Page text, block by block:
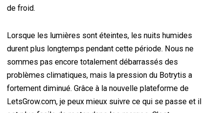
de froid.
Lorsque les lumières sont éteintes, les nuits humides
durent plus longtemps pendant cette période. Nous ne
sommes pas encore totalement débarrassés des
problèmes climatiques, mais la pression du Botrytis a
fortement diminué. Grâce à la nouvelle plateforme de
LetsGrow.com, je peux mieux suivre ce qui se passe et il